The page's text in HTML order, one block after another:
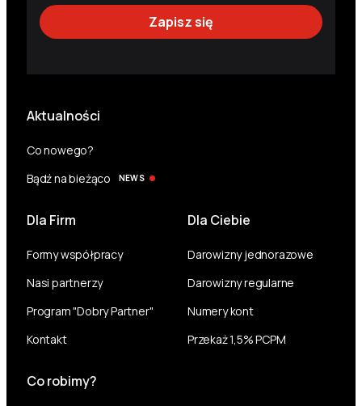
Aktualności
Co nowego?
Bądź na bieżąco
NEWS
Dla Firm
Formy współpracy
Nasi partnerzy
Program "Dobry Partner"
Kontakt
Dla Ciebie
Darowizny jednorazowe
Darowizny regularne
Numery kont
Przekaż 1,5% PCPM
Co robimy?